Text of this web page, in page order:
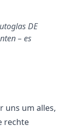
DE
– es
uns um alles,
rechte